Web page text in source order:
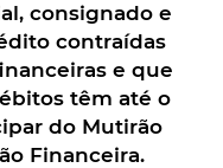
consignado e
contraídas
e que
têm até o
do Mutirão
Financeira.